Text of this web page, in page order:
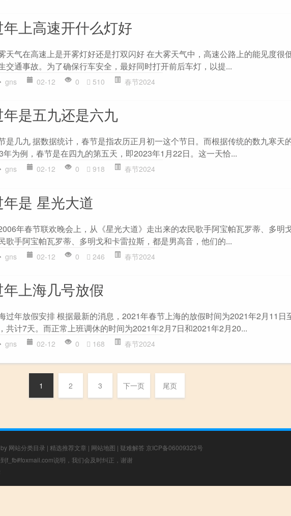
年上高速开什么灯好
天气在高速上是开雾灯好还是打双闪好 在大雾天气中，高速公路上的能见度很
交通事故。为了确保行车安全，最好同时打开前后车灯，以提...
gns 02-12 0 510 春节2024
年是五九还是六九
是几九 据数据统计，春节是指农历正月初一这个节日。而根据传统的数九寒天
年为例，春节是在四九的第五天，即2023年1月22日。这一天恰...
gns 02-12 0 918 春节2024
年是 星光大道
2006年春节联欢晚会上，从《星光大道》走出来的农民歌手阿宝帕瓦罗蒂、多明
歌手阿宝帕瓦罗蒂、多明戈和卡雷拉斯，都是男高音，他们的...
gns 02-12 0 246 春节2024
年上海几号放假
过年放假安排 根据最新的消息，2021年春节上海的放假时间为2021年2月11日
共计7天。而正常上班调休的时间为2021年2月7日和2021年2月20...
gns 02-12 0 168 春节2024
1 2 3 下一页 尾页
网站分类目录 | 精选推荐文章 | 网站地图 | 疑难解答 京ICP备06009323号
f_fb#foxmail.com说明，我们会及时纠正，谢谢